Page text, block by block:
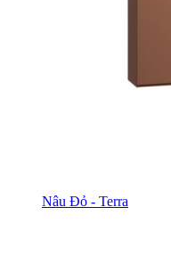
Nâu Đỏ - Terra